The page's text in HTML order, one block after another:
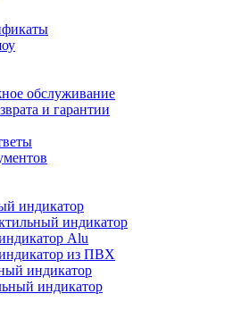
обслуживание
и гарантии
индикатор
индикатор
Alu
из ПВХ
индикатор
индикатор